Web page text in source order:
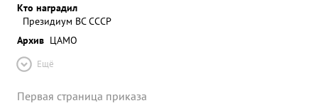
Кто наградил
Президиум ВС СССР
Архив ЦАМО
Ещё
Первая страница приказа